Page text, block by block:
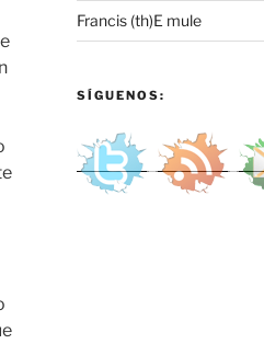
Francis (th)E mule
SÍGUENOS: